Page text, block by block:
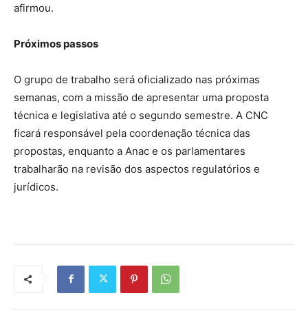
afirmou.
Próximos passos
O grupo de trabalho será oficializado nas próximas
semanas, com a missão de apresentar uma proposta
técnica e legislativa até o segundo semestre. A CNC
ficará responsável pela coordenação técnica das
propostas, enquanto a Anac e os parlamentares
trabalharão na revisão dos aspectos regulatórios e
jurídicos.